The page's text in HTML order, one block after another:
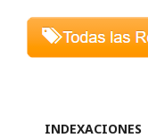
INDEXACIONES